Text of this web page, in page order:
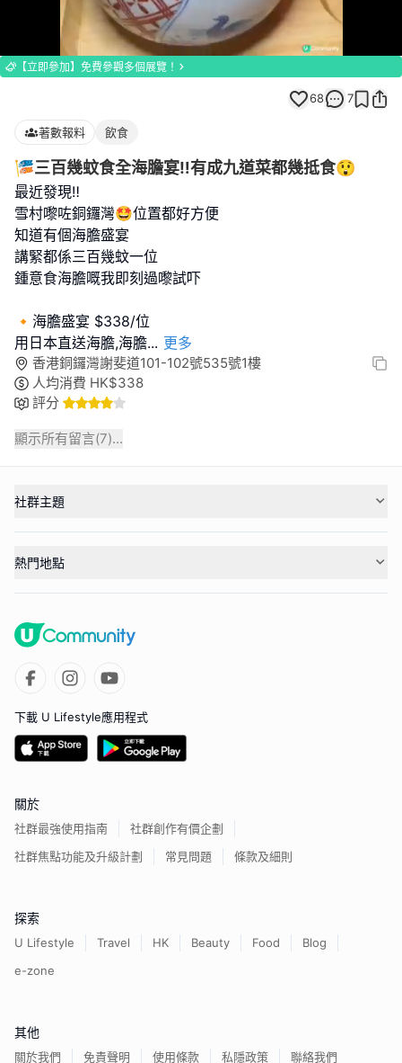
Loaded:
100.00%
【立即參加】免費參觀多個展覽！
68 7
著數報料 飲食
🎏三百幾蚊食全海膽宴‼️有成九道菜都幾抵食😲
最近發現‼️
雪村嚟咗銅鑼灣🤩位置都好方便
知道有個海膽盛宴
講緊都係三百幾蚊一位
鍾意食海膽嘅我即刻過嚟試吓
🔸海膽盛宴 $338/位
用日本直送海膽,海膽... 更多
香港銅鑼灣謝斐道101-102號535號1樓
人均消費 HK$338
評分
顯示所有留言(7)...
社群主題
熱門地點
下載 U Lifestyle應用程式
關於
社群最強使用指南
社群創作有價企劃
社群焦點功能及升級計劃
常見問題 條款及細則
探索
U Lifestyle Travel HK Beauty Food
Blog
e-zone
其他
關於我們 免責聲明 使用條款 私隱政策 聯絡我們